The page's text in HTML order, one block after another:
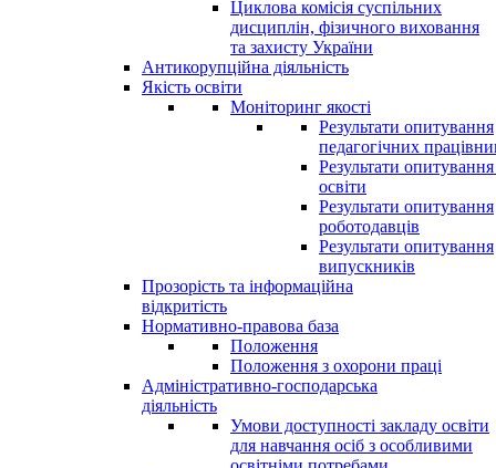
Циклова комісія суспільних
дисциплін, фізичного виховання
та захисту України
Антикорупційна діяльність
Якість освіти
Моніторинг якості
Результати опитування
педагогічних
Результати опитування
освіти
Результати опитування
роботодавців
Результати опитування
випускників
Прозорість та інформаційна
відкритість
Нормативно-правова база
Положення
Положення з охорони праці
Адміністративно-господарська
діяльність
Умови доступності закладу освіти
для навчання осіб з особливими